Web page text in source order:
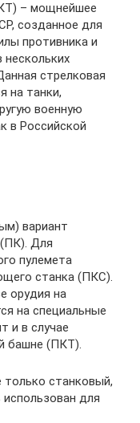
– мощнейшее
созданное для
противника и
стрелковая
на танки,
военную
в Российской
вариант
(ПК). Для
пулемета
станка (ПКС).
орудия на
на специальные
и в случае
башне (ПКТ).
только станковый,
для